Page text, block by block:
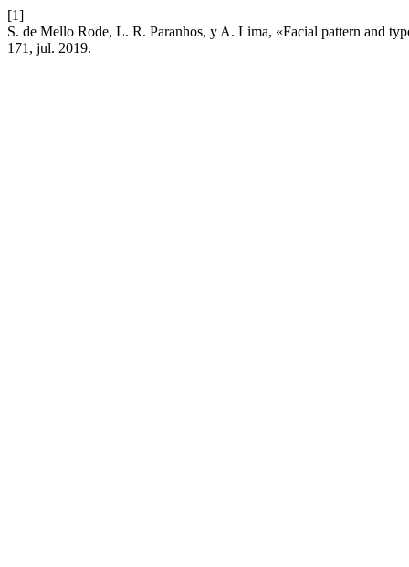
[1]
S. de Mello Rode, L. R. Paranhos, y A. Lima, «Facial pattern and
171, jul. 2019.